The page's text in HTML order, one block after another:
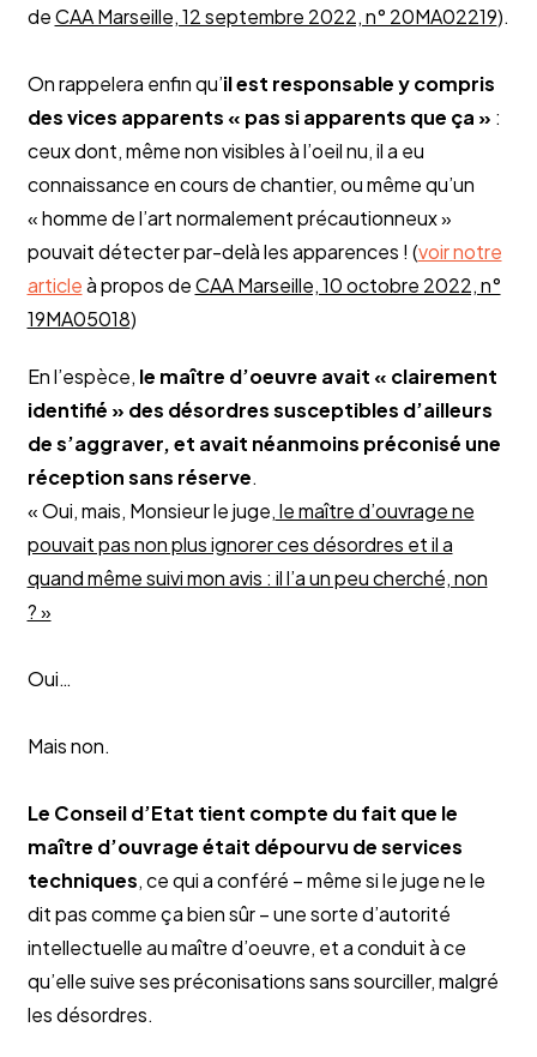
deCAA Marseille, 12 septembre 2022, n° 20MA02219).
On rappelera enfin qu’il est responsable y compris
des vices apparents « pas si apparents que ça » :
ceux dont, même non visibles à l’oeil nu, il a eu
connaissance en cours de chantier, ou même qu’un
« homme de l’art normalement précautionneux »
pouvait détecter par-delà les apparences ! (voir notre
articleà propos deCAA Marseille, 10 octobre 2022, n°
19MA05018)
En l’espèce, le maître d’oeuvre avait « clairement
identifié » des désordres susceptibles d’ailleurs
de s’aggraver, et avait néanmoins préconisé une
réception sans réserve.
« Oui, mais, Monsieur le juge,le maître d’ouvrage ne
pouvait pas non plus ignorer ces désordres et il a
quand même suivi mon avis : il l’a un peu cherché, non
? »
Oui…
Mais non.
Le Conseil d’Etat tient compte du fait que le
maître d’ouvrage était dépourvu de services
techniques, ce qui a conféré – même si le juge ne le
dit pas comme ça bien sûr – une sorte d’autorité
intellectuelle au maître d’oeuvre, et a conduit à ce
qu’elle suive ses préconisations sans sourciller, malgré
les désordres.